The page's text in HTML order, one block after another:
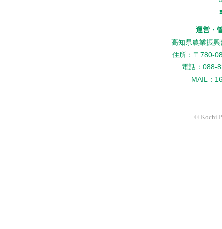
運営・
高知県農業振
住所：〒780-
電話：088-
MAIL：
© Kochi